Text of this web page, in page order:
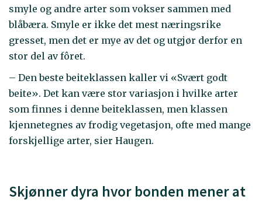
smyle og andre arter som vokser sammen med
blåbæra. Smyle er ikke det mest næringsrike
gresset, men det er mye av det og utgjør derfor en
stor del av fôret.
– Den beste beiteklassen kaller vi «Svært godt
beite». Det kan være stor variasjon i hvilke arter
som finnes i denne beiteklassen, men klassen
kjennetegnes av frodig vegetasjon, ofte med mange
forskjellige arter, sier Haugen.
Skjønner dyra hvor bonden mener at